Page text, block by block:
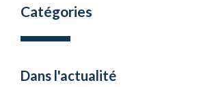
Catégories
Dans l'actualité